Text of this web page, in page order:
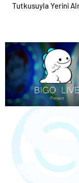
Tutkusuyla Yerini
Bigo Elmas Bayi –
Hızlı ve Uygun
Satın Almanın Yeni